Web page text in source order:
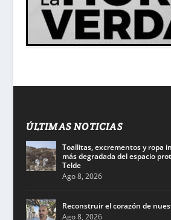
ÚLTIMAS NOTICIAS
Toallitas, excrementos y ropa
más degradada del espacio
Telde
Ago 8, 2026
Reconstruir el corazón de
Ago 8, 2026